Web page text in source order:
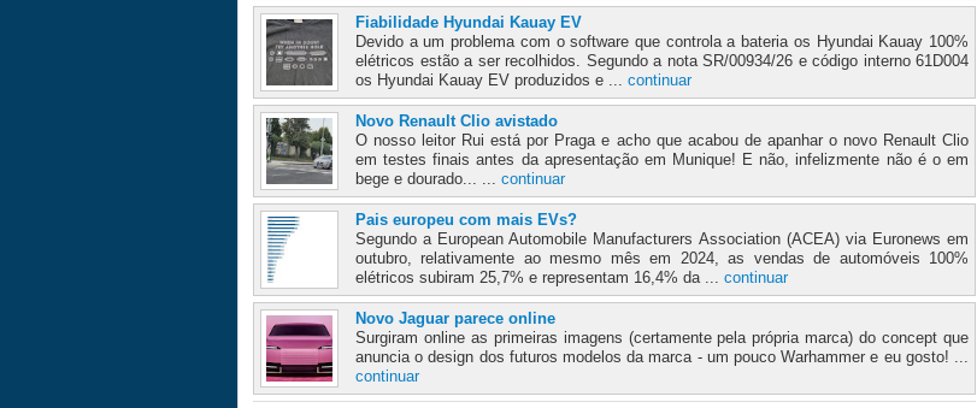
Fiabilidade Hyundai Kauay EV
Devido a um problema com o software que controla a bateria os Hyundai Kauay 100%
elétricos estão a ser recolhidos. Segundo a nota SR/00934/26 e código interno 61D004
os Hyundai Kauay EV produzidos e ... continuar
Novo Renault Clio avistado
O nosso leitor Rui está por Praga e acho que acabou de apanhar o novo Renault Clio
em testes finais antes da apresentação em Munique! E não, infelizmente não é o em
bege e dourado... ... continuar
Pais europeu com mais EVs?
Segundo a European Automobile Manufacturers Association (ACEA) via Euronews em
outubro, relativamente ao mesmo mês em 2024, as vendas de automóveis 100%
elétricos subiram 25,7% e representam 16,4% da ... continuar
Novo Jaguar parece online
Surgiram online as primeiras imagens (certamente pela própria marca) do concept que
anuncia o design dos futuros modelos da marca - um pouco Warhammer e eu gosto! ...
continuar